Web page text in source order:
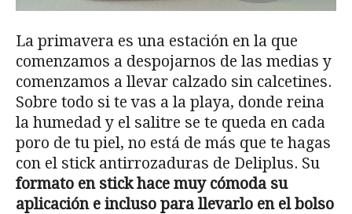
La primavera es una estación en la que
comenzamos a despojarnos de las medias y
comenzamos a llevar calzado sin calcetines.
Sobre todo si te vas a la playa, donde reina
la humedad y el salitre se te queda en cada
poro de tu piel, no está de más que te hagas
con el stick antirrozaduras de Deliplus. Su
formato en stick hace muy cómoda su
aplicación e incluso para llevarlo en el bolso